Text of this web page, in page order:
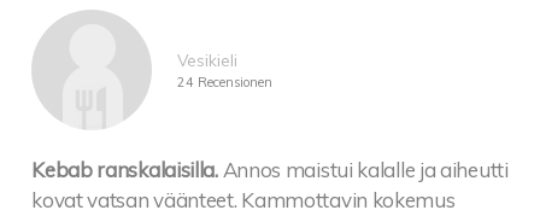
Vesikieli
24 Recensionen
Kebab ranskalaisilla. Annos maistui kalalle ja aiheutti
kovat vatsan väänteet. Kammottavin kokemus